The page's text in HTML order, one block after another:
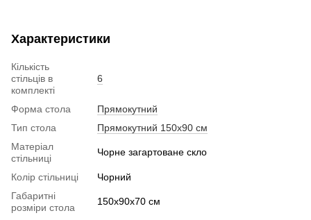
Характеристики
Кількість
стільців в
комплекті
6
Форма стола
Прямокутний
Тип стола
Прямокутний 150х90 см
Матеріал
стільниці
Чорне загартоване скло
Колір стільниці
Чорний
Габаритні
розміри стола
150x90x70 см